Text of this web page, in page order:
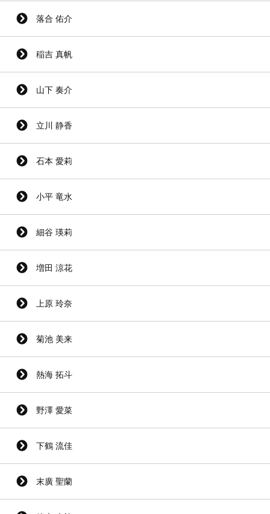
落合 佑介
稲吉 真帆
山下 奏介
立川 静香
石本 愛莉
小平 竜水
細谷 瑛莉
増田 涼花
上原 玲奈
菊池 美来
熱海 拓斗
野澤 愛菜
下鶴 流佳
末廣 聖蘭